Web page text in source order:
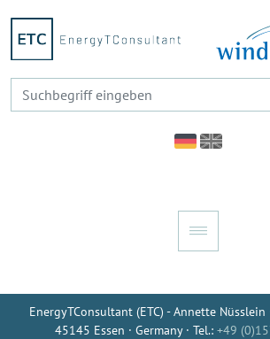
EnergyTConsultant (ETC) - Annette Nüsslein
45145 Essen · Germany · Tel.: +49